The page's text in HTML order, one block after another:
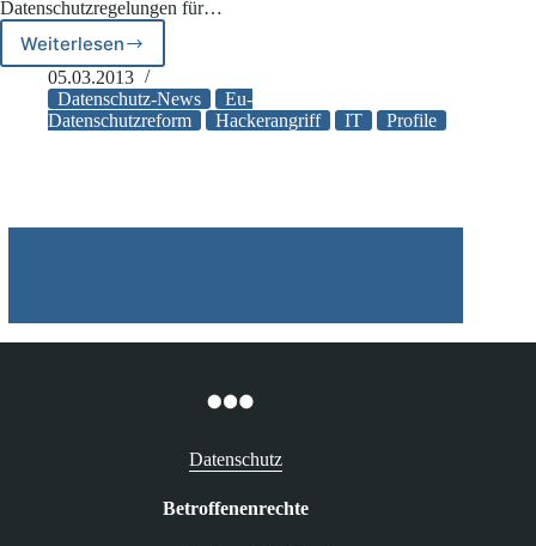
Datenschutzregelungen für…
WeiterlesenBundesinnenminister
fordert
Umsetzung
seines
05.03.2013
Datenschutz-News
Eu-
Datenschutzreform
Hackerangriff IT Profile
Datenschutz
Betroffenenrechte